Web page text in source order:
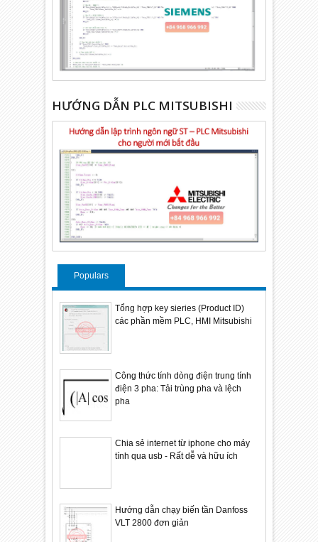
HƯỚNG DẪN PLC MITSUBISHI
Populars
Tổng hợp key sieries (Product ID)
các phần mềm PLC, HMI Mitsubishi
Công thức tính dòng điện trung tính
điện 3 pha: Tải trùng pha và lệch
pha
Chia sẻ internet từ iphone cho máy
tính qua usb - Rất dễ và hữu ích
Hướng dẫn chạy biến tần Danfoss
VLT 2800 đơn giản